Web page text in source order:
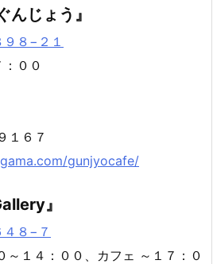
んじょう』
８−２１
００
１６７
gunjyocafe/
』
８−７
～１４：００、カフェ ～１７：０